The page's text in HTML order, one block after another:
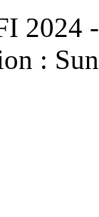
2024
: